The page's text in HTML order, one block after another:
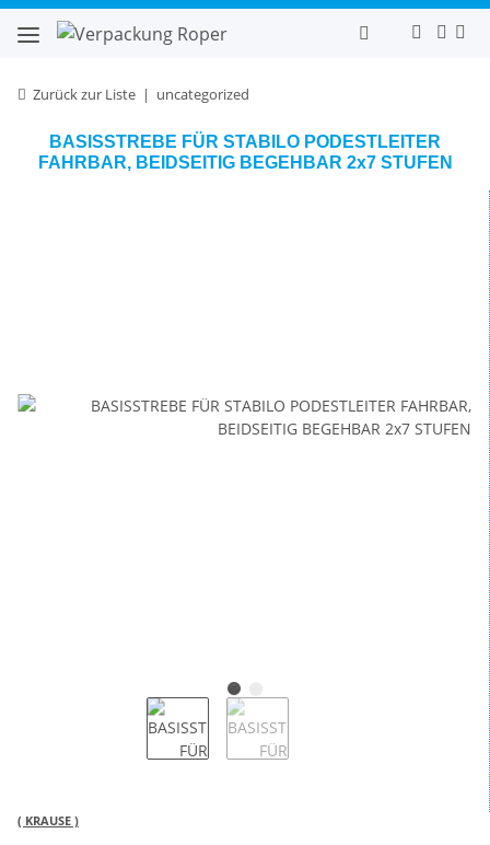
Zurück zur Liste uncategorized
BASISSTREBE FÜR STABILO PODESTLEITER
FAHRBAR, BEIDSEITIG BEGEHBAR 2x7 STUFEN
( KRAUSE )